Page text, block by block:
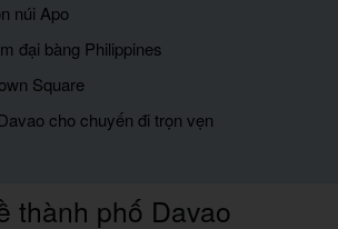
núi Apo
đại bàng Philippines
Square
cho chuyến đi trọn vẹn
thành phố Davao